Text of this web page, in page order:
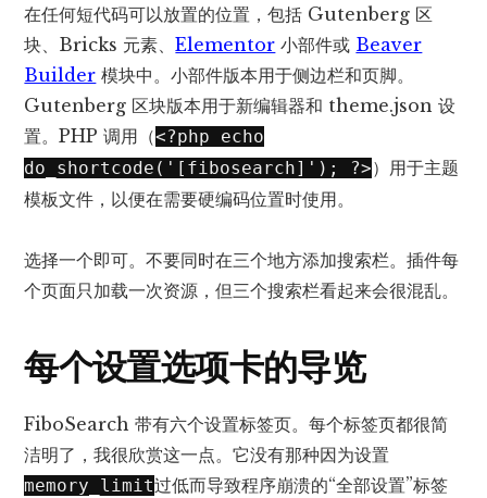
在任何短代码可以放置的位置，包括 Gutenberg 区
块、Bricks 元素、Elementor 小部件或 Beaver
Builder 模块中。小部件版本用于侧边栏和页脚。
Gutenberg 区块版本用于新编辑器和 theme.json 设
置。PHP 调用（<?php echo
do_shortcode('[fibosearch]'); ?>）用于主题
模板文件，以便在需要硬编码位置时使用。
选择一个即可。不要同时在三个地方添加搜索栏。插件每
个页面只加载一次资源，但三个搜索栏看起来会很混乱。
每个设置选项卡的导览
FiboSearch 带有六个设置标签页。每个标签页都很简
洁明了，我很欣赏这一点。它没有那种因为设置
memory_limit过低而导致程序崩溃的“全部设置”标签